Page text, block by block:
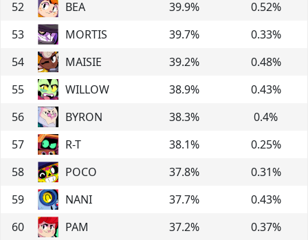
52
BEA 39.9% 0.52%
53
MORTIS 39.7% 0.33%
54
MAISIE 39.2% 0.48%
55
WILLOW 38.9% 0.43%
56
BYRON 38.3% 0.4%
57
R-T 38.1% 0.25%
58
POCO 37.8% 0.31%
59
NANI 37.7% 0.43%
60
PAM 37.2% 0.37%